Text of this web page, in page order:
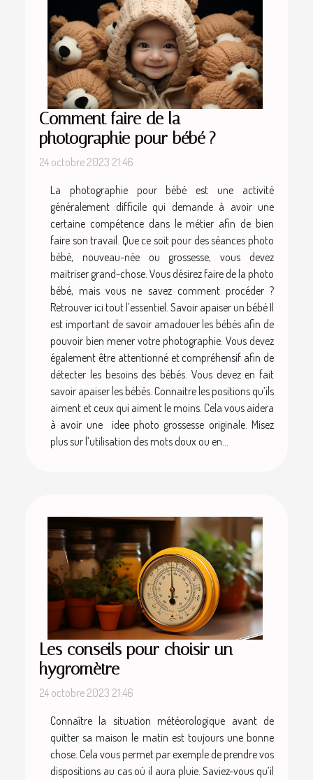
Comment faire de la
photographie pour bébé ?
24 octobre 2023 21:46
La photographie pour bébé est une activité
généralement difficile qui demande à avoir une
certaine compétence dans le métier afin de bien
faire son travail. Que ce soit pour des séances photo
bébé, nouveau-née ou grossesse, vous devez
maitriser grand-chose. Vous désirez faire de la photo
bébé, mais vous ne savez comment procéder ?
Retrouver ici tout l’essentiel. Savoir apaiser un bébé Il
est important de savoir amadouer les bébés afin de
pouvoir bien mener votre photographie. Vous devez
également être attentionné et compréhensif afin de
détecter les besoins des bébés. Vous devez en fait
savoir apaiser les bébés. Connaitre les positions qu’ils
aiment et ceux qui aiment le moins. Cela vous aidera
à avoir une idee photo grossesse originale. Misez
plus sur l’utilisation des mots doux ou en...
Les conseils pour choisir un
hygromètre
24 octobre 2023 21:46
Connaître la situation météorologique avant de
quitter sa maison le matin est toujours une bonne
chose. Cela vous permet par exemple de prendre vos
dispositions au cas où il aura pluie. Saviez-vous qu’il